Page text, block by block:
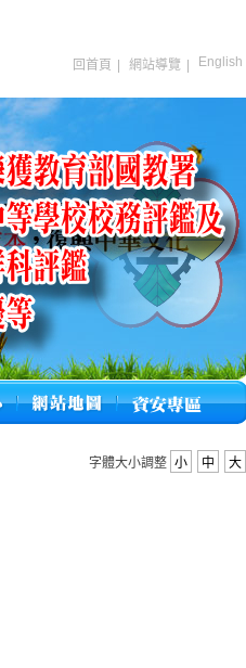
回首頁 網站導覽 English
字體大小調整 小 中 大